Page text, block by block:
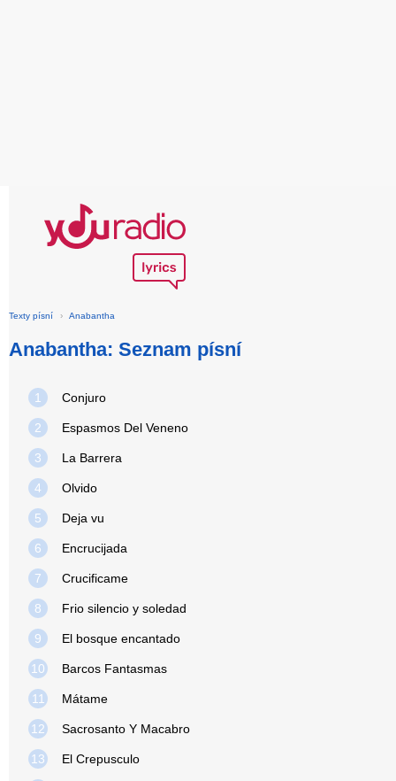
Texty písní › Anabantha
Anabantha: Seznam písní
1 Conjuro
2 Espasmos Del Veneno
3 La Barrera
4 Olvido
5 Deja vu
6 Encrucijada
7 Crucificame
8 Frio silencio y soledad
9 El bosque encantado
10 Barcos Fantasmas
11 Mátame
12 Sacrosanto Y Macabro
13 El Crepusculo